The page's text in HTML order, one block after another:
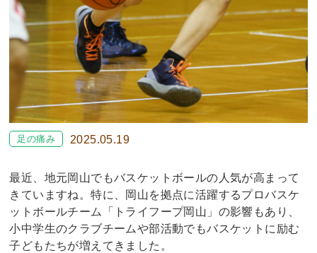
足の痛み 2025.05.19
最近、地元岡山でもバスケットボールの人気が高まって
きていますね。特に、岡山を拠点に活躍するプロバスケ
ットボールチーム「トライフープ岡山」の影響もあり、
小中学生のクラブチームや部活動でもバスケットに励む
子どもたちが増えてきました。